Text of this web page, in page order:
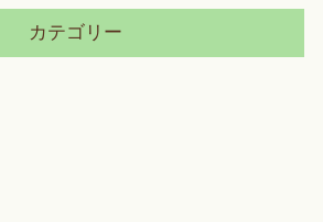
カテゴリー